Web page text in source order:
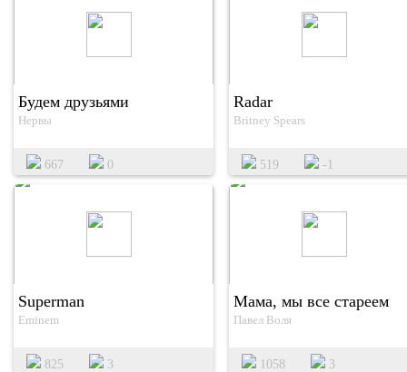
Будем друзьями
Нервы
667 0
Radar
Britney Spears
519 -1
Superman
Eminem
825 3
Мама, мы все стареем
Павел Воля
1058 3